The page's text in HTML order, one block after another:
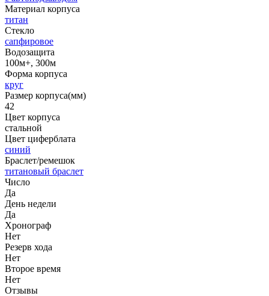
Материал корпуса
титан
Стекло
сапфировое
Водозащита
100м+, 300м
Форма корпуса
круг
Размер корпуса(мм)
42
Цвет корпуса
стальной
Цвет циферблата
синий
Браслет/ремешок
титановый браслет
Число
Да
День недели
Да
Хронограф
Нет
Резерв хода
Нет
Второе время
Нет
Отзывы